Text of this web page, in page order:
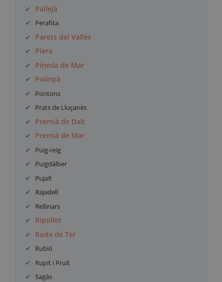
Pallejà
Perafita
Parets del Vallès
Piera
Pineda de Mar
Polinyà
Pontons
Prats de Lluçanès
Premià de Dalt
Premià de Mar
Puig-reig
Puigdàlber
Pujalt
Rajadell
Rellinars
Ripollet
Roda de Ter
Rubió
Rupit i Pruit
Sagàs